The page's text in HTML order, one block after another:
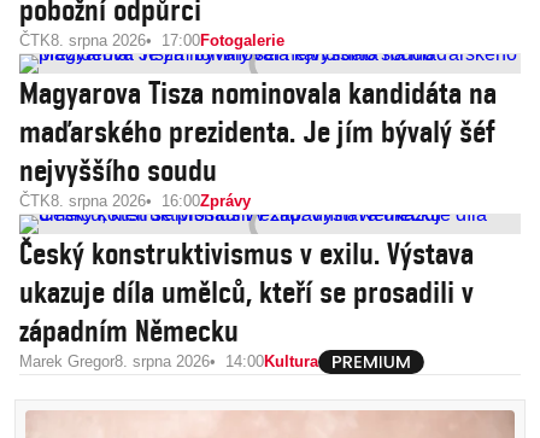
pobožní odpůrci
ČTK8. srpna 2026 17:00Fotogalerie
Magyarova Tisza nominovala kandidáta na
maďarského prezidenta. Je jím bývalý šéf
nejvyššího soudu
ČTK8. srpna 2026 16:00Zprávy
Český konstruktivismus v exilu. Výstava
ukazuje díla umělců, kteří se prosadili v
západním Německu
Marek Gregor8. srpna 2026 14:00Kultura